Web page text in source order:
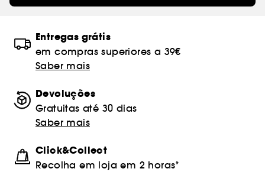
Entregas grátis
em compras superiores a 39€
Saber mais
Devoluções
Gratuitas até 30 dias
Saber mais
Click&Collect
Recolha em loja em 2 horas*